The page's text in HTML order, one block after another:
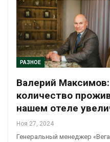
РАЗНОЕ
Валерий
количество
нашем отеле
Ноя 27, 2024
Генеральный менеджер